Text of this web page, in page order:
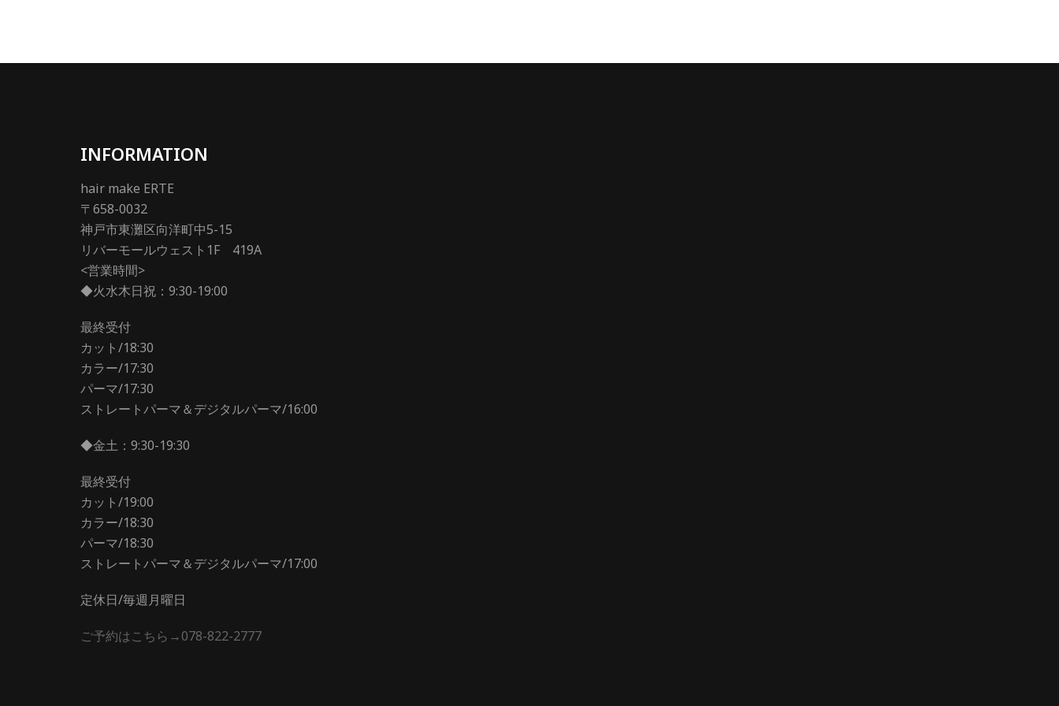
INFORMATION
hair make ERTE
〒658-0032
神戸市東灘区向洋町中5-15
リバーモールウェスト1F 419A
<営業時間>
◆火水木日祝：9:30-19:00
最終受付
カット/18:30
カラー/17:30
パーマ/17:30
ストレートパーマ＆デジタルパーマ/16:00
◆金土：9:30-19:30
最終受付
カット/19:00
カラー/18:30
パーマ/18:30
ストレートパーマ＆デジタルパーマ/17:00
定休日/毎週月曜日
ご予約はこちら→078-822-2777